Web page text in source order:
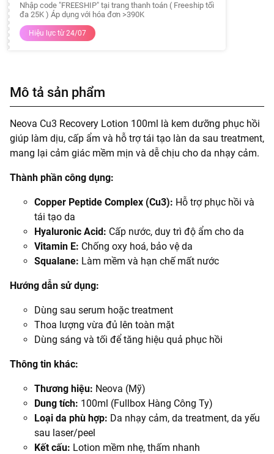
Nhập code "FREESHIP" tại trang thanh toán ( Freeship tối
đa 25K ) Áp dụng với hóa đơn >390K
Hiệu lực từ 24/07
Mô tả sản phẩm
Neova Cu3 Recovery Lotion 100ml là kem dưỡng phục hồi
giúp làm dịu, cấp ẩm và hỗ trợ tái tạo làn da sau treatment,
mang lại cảm giác mềm mịn và dễ chịu cho da nhạy cảm.
Thành phần công dụng:
Copper Peptide Complex (Cu3): Hỗ trợ phục hồi và
tái tạo da
Hyaluronic Acid: Cấp nước, duy trì độ ẩm cho da
Vitamin E: Chống oxy hoá, bảo vệ da
Squalane: Làm mềm và hạn chế mất nước
Hướng dẫn sử dụng:
Dùng sau serum hoặc treatment
Thoa lượng vừa đủ lên toàn mặt
Dùng sáng và tối để tăng hiệu quả phục hồi
Thông tin khác:
Thương hiệu: Neova (Mỹ)
Dung tích: 100ml (Fullbox Hàng Công Ty)
Loại da phù hợp: Da nhạy cảm, da treatment, da yếu
sau laser/peel
Kết cấu: Lotion mềm nhẹ, thấm nhanh